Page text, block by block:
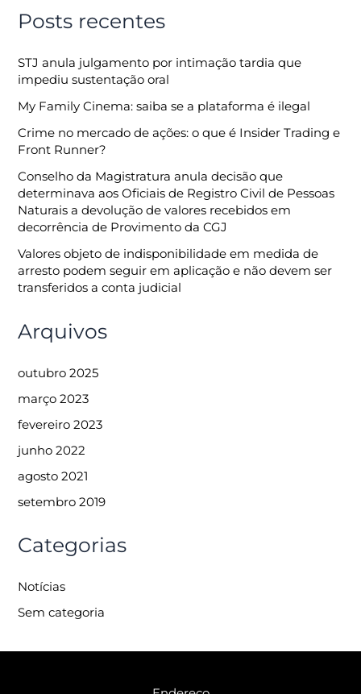
Posts recentes
STJ anula julgamento por intimação tardia que
impediu sustentação oral
My Family Cinema: saiba se a plataforma é ilegal
Crime no mercado de ações: o que é Insider Trading e
Front Runner?
Conselho da Magistratura anula decisão que
determinava aos Oficiais de Registro Civil de Pessoas
Naturais a devolução de valores recebidos em
decorrência de Provimento da CGJ
Valores objeto de indisponibilidade em medida de
arresto podem seguir em aplicação e não devem ser
transferidos a conta judicial
Arquivos
outubro 2025
março 2023
fevereiro 2023
junho 2022
agosto 2021
setembro 2019
Categorias
Notícias
Sem categoria